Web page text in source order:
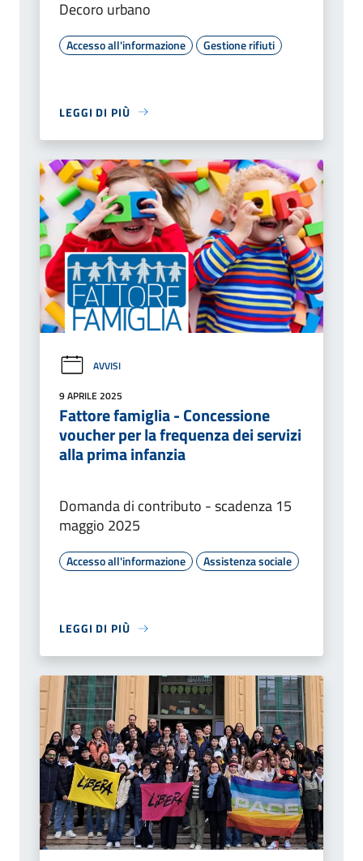
Decoro urbano
Accesso all'informazione Gestione rifiuti
LEGGI DI PIÙ
AVVISI
9 APRILE 2025
Fattore famiglia - Concessione
voucher per la frequenza dei servizi
alla prima infanzia
Domanda di contributo - scadenza 15
maggio 2025
Accesso all'informazione Assistenza sociale
LEGGI DI PIÙ